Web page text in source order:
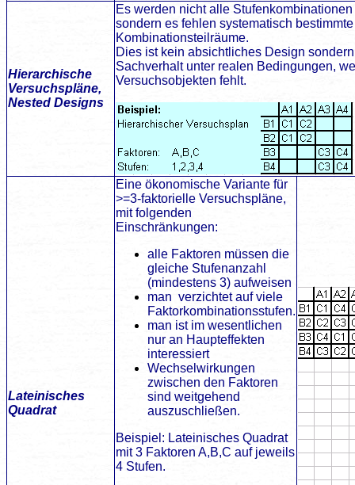
Hierarchische
Versuchspläne,
Nested Designs
Es werden nicht alle
sondern es fehlen systematisch
Kombinationsteilräume.
Dies ist kein absichtliches Design
Sachverhalt unter realen Bedingungen,
Versuchsobjekten fehlt.
Lateinisches
Quadrat
Eine ökonomische Variante für
>=3-faktorielle Versuchspläne,
mit folgenden
Einschränkungen:
alle Faktoren müssen die
gleiche Stufenanzahl
(mindestens 3) aufweisen
man verzichtet auf viele
Faktorkombinationsstufen.
man ist im wesentlichen
nur an Haupteffekten
interessiert
Wechselwirkungen
zwischen den Faktoren
sind weitgehend
auszuschließen.
Beispiel: Lateinisches Quadrat
mit 3 Faktoren A,B,C auf jeweils
4 Stufen.